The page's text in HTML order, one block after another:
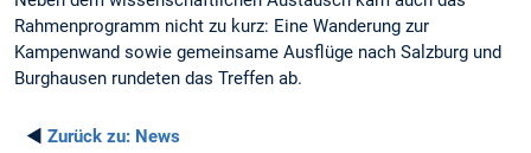
Rahmenprogramm nicht zu kurz: Eine Wanderung zur
Kampenwand sowie gemeinsame Ausflüge nach Salzburg und
Burghausen rundeten das Treffen ab.
◄ Zurück zu: News